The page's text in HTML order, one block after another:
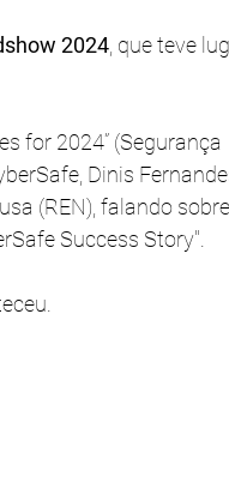
2024 , que teve
for 2024” (Segurança
Dinis
(REN), falando
Success Story".